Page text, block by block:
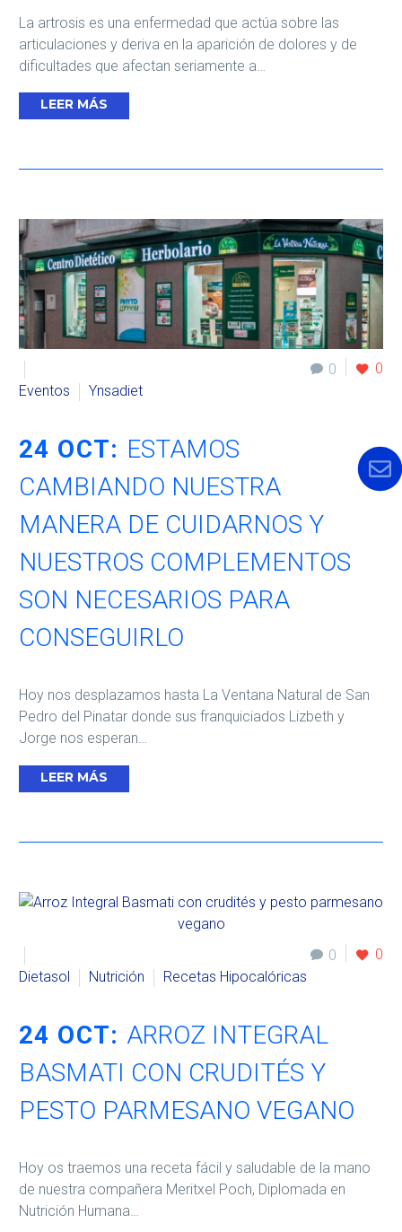
La artrosis es una enfermedad que actúa sobre las
articulaciones y deriva en la aparición de dolores y de
dificultades que afectan seriamente a…
LEER MÁS
0
0
Eventos
Ynsadiet
24 OCT: ESTAMOS
CAMBIANDO NUESTRA
MANERA DE CUIDARNOS Y
NUESTROS COMPLEMENTOS
SON NECESARIOS PARA
CONSEGUIRLO
Hoy nos desplazamos hasta La Ventana Natural de San
Pedro del Pinatar donde sus franquiciados Lizbeth y
Jorge nos esperan…
LEER MÁS
0
0
Dietasol
Nutrición Recetas Hipocalóricas
24 OCT: ARROZ INTEGRAL
BASMATI CON CRUDITÉS Y
PESTO PARMESANO VEGANO
Hoy os traemos una receta fácil y saludable de la mano
de nuestra compañera Meritxel Poch, Diplomada en
Nutrición Humana…